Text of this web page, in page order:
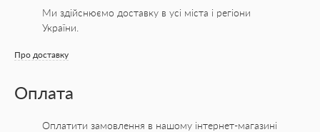
Ми здійснюємо доставку в усі міста і регіони
України.
Про доставку
Оплата
Оплатити замовлення в нашому інтернет-магазині